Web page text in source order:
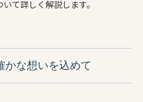
いて詳しく解説します。
かな想いを込めて